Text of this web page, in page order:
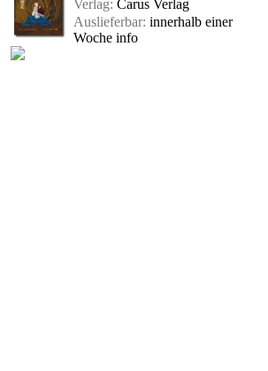
Verlag: Carus Verlag
Auslieferbar: innerhalb einer
Woche info